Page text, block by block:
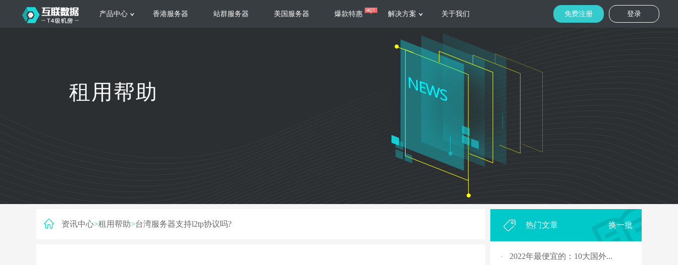
产品中心
新加坡服务器 台湾服务器
服务器托管
电信机柜租用 香港机柜租用
香港服务器 站群服务器 美国服务器 爆款特惠 解决方案
根据不同规模的网站提供可定制化的架
构和 一站式协助
集源视频存储、高效自动转码切片技术
以及 内容分发等功能，加速视频播放
大数据营销
低成本有效采集、分析、应用海量营销
数据，降 低20%的人工成本，做到精准
关于我们
服务支持
登录
免费注册
租用帮助
资讯中心>租用帮助>台湾服务器支持l2tp协议吗? 热门文章 换一批
· 2022年最便宜的：10大国外...